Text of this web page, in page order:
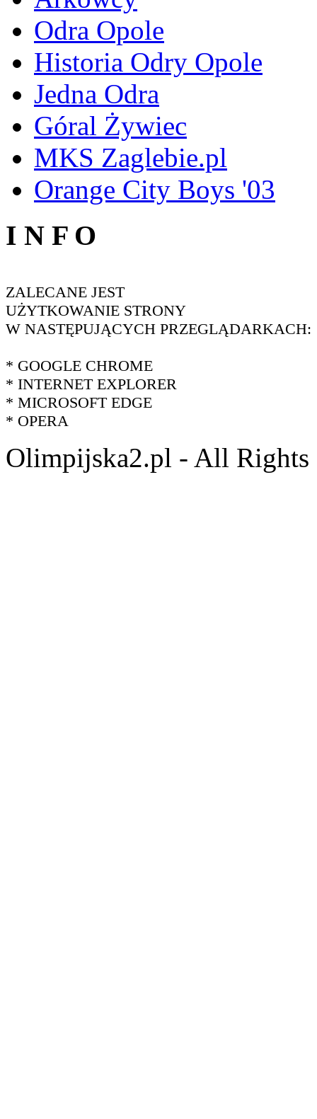
Odra Opole
Historia Odry Opole
Jedna Odra
Góral Żywiec
MKS Zaglebie.pl
Orange City Boys '03
I N F O
ZALECANE JEST
UŻYTKOWANIE STRONY
W NASTĘPUJĄCYCH PRZEGLĄDARKACH:
* GOOGLE CHROME
* INTERNET EXPLORER
* MICROSOFT EDGE
* OPERA
Olimpijska2.pl - All Rights